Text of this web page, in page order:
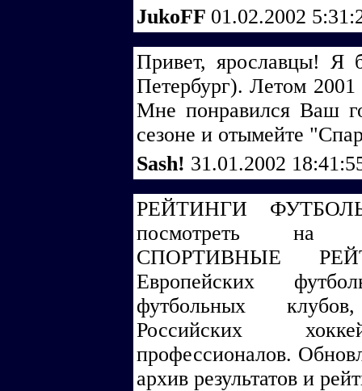
JukoFF 01.02.2002
Привет, ярославцы! Я
Петербург). Летом
Мне понравился Ваш
сезоне и отымейте
Sash! 31.01.2002
РЕЙТИНГИ
посмотреть на
СПОРТИВНЫЕ
Европейских
футбольных
Российских
профессионалов.
архив результатов и